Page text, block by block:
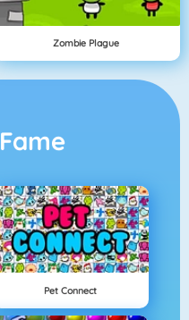
Zombie Plague
Fame
Pet Connect